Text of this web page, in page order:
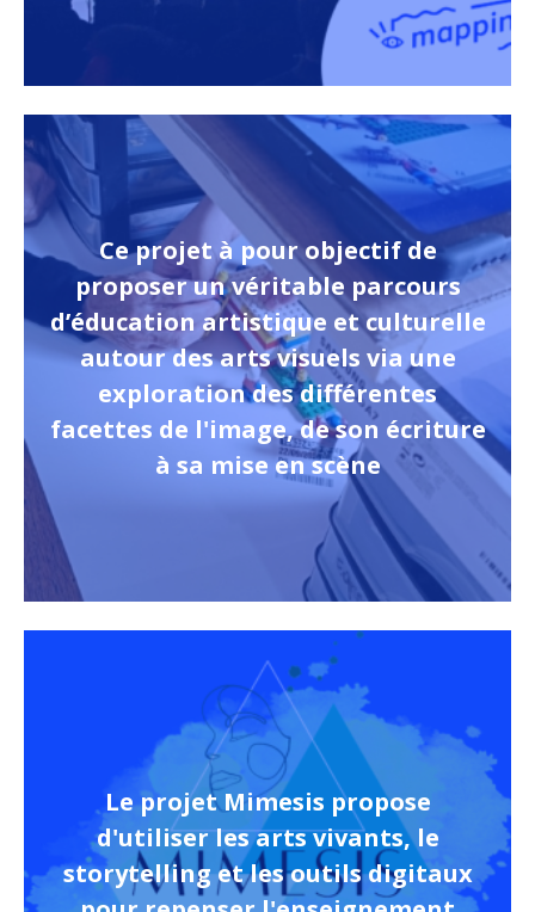
Ce projet à pour objectif de
proposer un véritable parcours
d’éducation artistique et culturelle
autour des arts visuels via une
exploration des différentes
facettes de l'image, de son écriture
à sa mise en scène
Le projet Mimesis propose
d'utiliser les arts vivants, le
storytelling et les outils digitaux